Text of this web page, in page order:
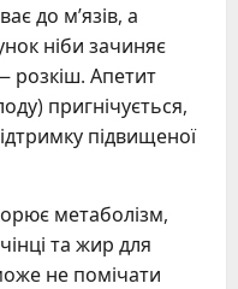
до м’язів, а
ніби зачиняє
розкіш. Апетит
пригнічується,
підвищеної
метаболізм,
та жир для
не помічати